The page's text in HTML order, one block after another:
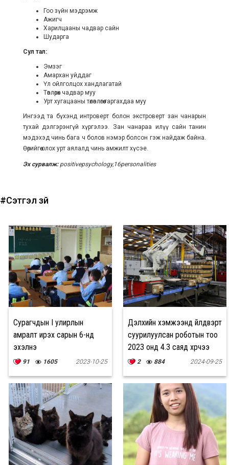
Гоо зүйн мэдрэмж
Ажигч
Харилцааны чадвар сайн
Шударга
Сул тал:
Эмзэг
Амархан уйддаг
Үл ойлголцох хандлагатай
Төвлөрөх чадвар муу
Урт хугацааны төлөвлөгөө гаргахдаа муу
Ингээд та бүхэнд интроверт болон экстроверт зан чанарын
тухай дэлгэрэнгүй хүргэлээ. Зан чанараа илүү сайн танин
мэдэхэд чинь бага ч болов нэмэр болсон гэж найдаж байна.
Өөрийгөө олох урт аялалд чинь амжилт хүсэе.
Эх сурвалж:positivepsychology,16personalities
#Сэтгэл зүй
Сурагчдын I улирлын
амралт ирэх сарын 6-нд
эхэлнэ
91 1605 2023-10-25
Дэлхийн хэмжээнд үйлдвэрт
суурилуулсан роботын тоо
2023 онд 4.3 саяд хүрчээ
2 884 2024-09-25